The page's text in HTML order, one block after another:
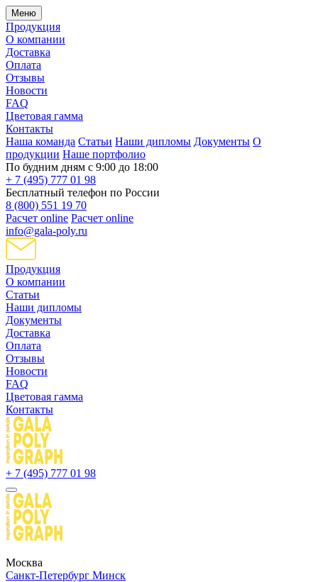
Меню
Продукция
О компании
Доставка
Оплата
Отзывы
Новости
FAQ
Цветовая гамма
Контакты
Наша команда Статьи Наши дипломы Документы О
продукции Наше портфолио
По будним дням с 9:00 до 18:00
+ 7 (495) 777 01 98
Бесплатный телефон по России
8 (800) 551 19 70
Расчет online Расчет online
info@gala-poly.ru
Продукция
О компании
Статьи
Наши дипломы
Документы
Доставка
Оплата
Отзывы
Новости
FAQ
Цветовая гамма
Контакты
+ 7 (495) 777 01 98
Москва
Санкт-Петербург Минск